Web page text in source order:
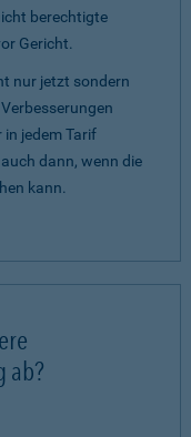
berechtigte
Gericht.
nur jetzt sondern
jedem Tarif
auch dann, wenn die
kann.
ab?